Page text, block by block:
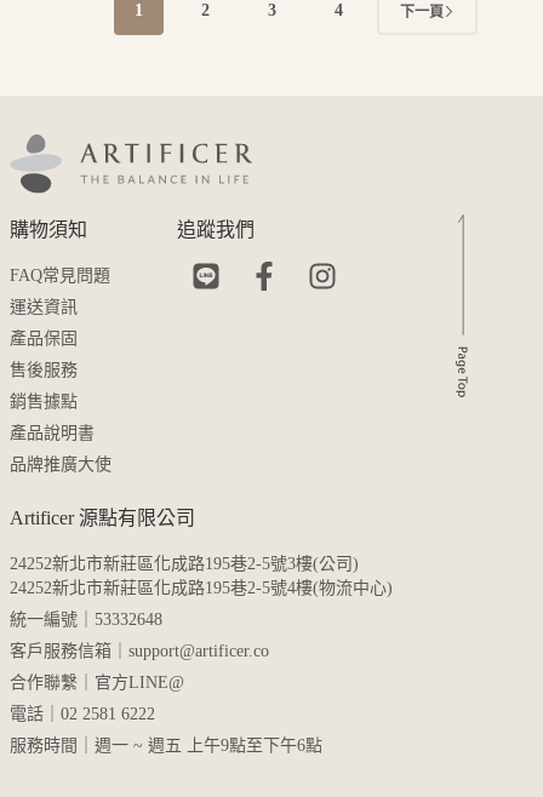
1 2 3 4 下一頁
Artificer 源點有限公司
24252新北市新莊區化成路195巷2-5號3樓(公司)
24252新北市新莊區化成路195巷2-5號4樓(物流中心)
統一編號｜53332648
客戶服務信箱｜ support@artificer.co
合作聯繫｜ 官方LINE@
電話｜02 2581 6222
服務時間｜週一 ~ 週五 上午9點至下午6點
購物須知
FAQ常見問題
運送資訊
產品保固
售後服務
銷售據點
產品說明書
品牌推廣大使
追蹤我們